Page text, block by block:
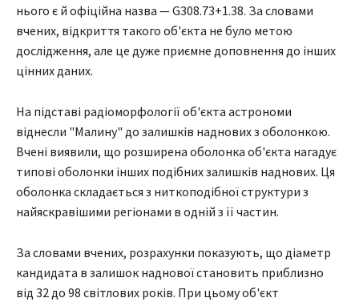
нього є й офіційна назва — G308.73+1.38. За словами
вчених, відкриття такого об'єкта не було метою
дослідження, але це дуже приємне доповнення до інших
цінних даних.
На підставі радіоморфології об'єкта астрономи
віднесли "Малину" до залишків наднових з оболонкою.
Вчені виявили, що розширена оболонка об'єкта нагадує
типові оболонки інших подібних залишків наднових. Ця
оболонка складається з ниткоподібної структури з
найяскравішими регіонами в одній з її частин.
За словами вчених, розрахунки показують, що діаметр
кандидата в залишок наднової становить приблизно
від 32 до 98 світлових років. При цьому об'єкт